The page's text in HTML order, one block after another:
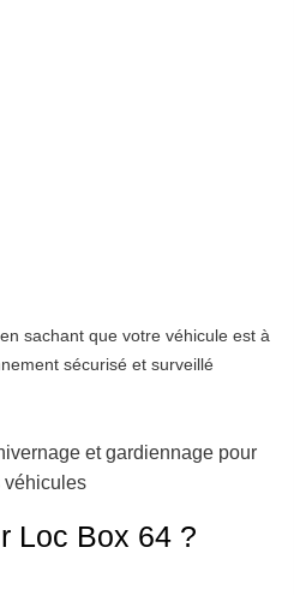
sachant que votre véhicule est à
sécurisé et surveillé
Loc Box 64 ?